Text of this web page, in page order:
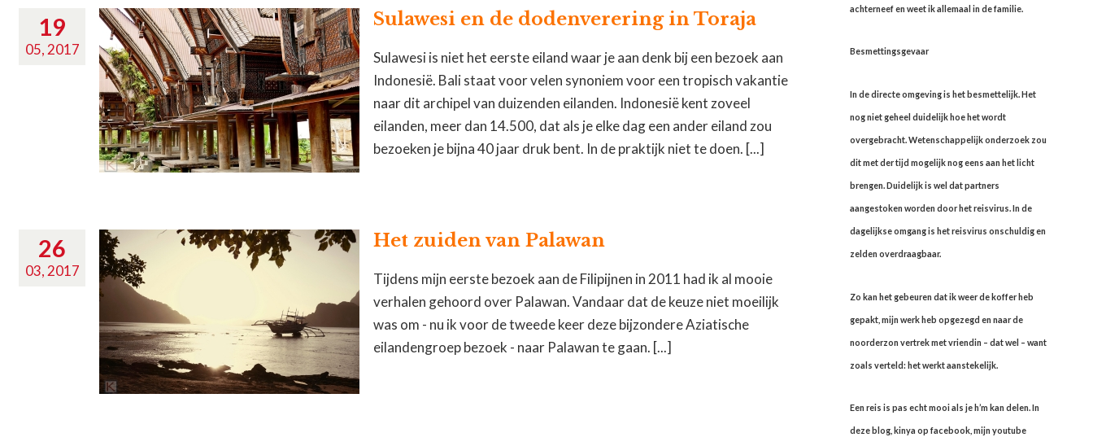
19
05, 2017
Sulawesi en de dodenverering in Toraja
Sulawesi is niet het eerste eiland waar je aan denk bij een bezoek aan
Indonesië. Bali staat voor velen synoniem voor een tropisch vakantie
naar dit archipel van duizenden eilanden. Indonesië kent zoveel
eilanden, meer dan 14.500, dat als je elke dag een ander eiland zou
bezoeken je bijna 40 jaar druk bent. In de praktijk niet te doen. [...]
26
03, 2017
Het zuiden van Palawan
Tijdens mijn eerste bezoek aan de Filipijnen in 2011 had ik al mooie
verhalen gehoord over Palawan. Vandaar dat de keuze niet moeilijk
was om - nu ik voor de tweede keer deze bijzondere Aziatische
eilandengroep bezoek - naar Palawan te gaan. [...]
achterneef en weet ik allemaal in de familie.
Besmettingsgevaar
In de directe omgeving is het besmettelijk. Het
nog niet geheel duidelijk hoe het wordt
overgebracht. Wetenschappelijk onderzoek zou
dit met der tijd mogelijk nog eens aan het licht
brengen. Duidelijk is wel dat partners
aangestoken worden door het reisvirus. In de
dagelijkse omgang is het reisvirus onschuldig en
zelden overdraagbaar.
Zo kan het gebeuren dat ik weer de koffer heb
gepakt, mijn werk heb opgezegd en naar de
noorderzon vertrek met vriendin – dat wel – want
zoals verteld: het werkt aanstekelijk.
Een reis is pas echt mooi als je h’m kan delen. In
deze blog, kinya op facebook, mijn youtube